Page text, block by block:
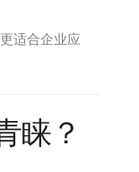
适合企业应
睐？